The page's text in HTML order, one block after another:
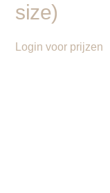
size)
Login voor prijzen